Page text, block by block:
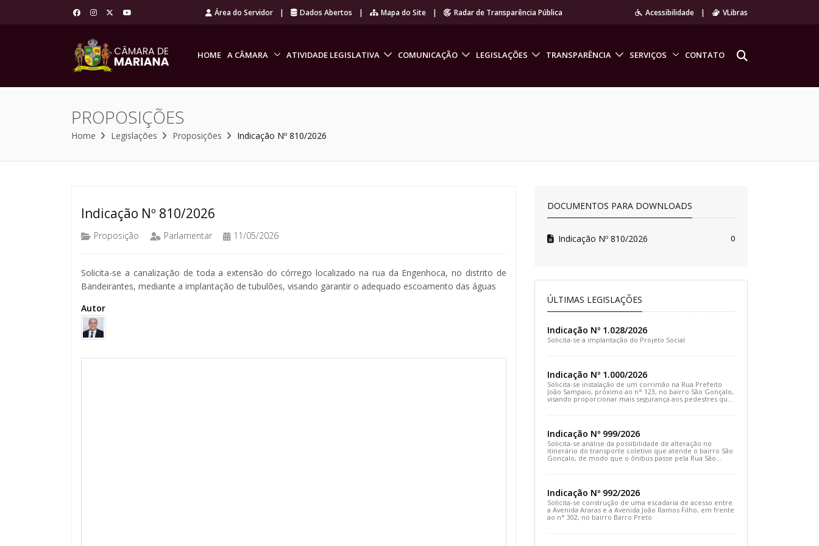
Área do Servidor | Dados Abertos | Mapa do Site | Radar de Transparência Pública Acessibilidade | VLibras
HOME A CÂMARA ATIVIDADE LEGISLATIVA COMUNICAÇÃO LEGISLAÇÕES TRANSPARÊNCIA SERVIÇOS CONTATO
PROPOSIÇÕES
Home Legislações Proposições Indicação Nº 810/2026
Indicação Nº 810/2026
Proposição Parlamentar 11/05/2026
Solicita-se a canalização de toda a extensão do córrego localizado na rua da Engenhoca, no distrito de
Bandeirantes, mediante a implantação de tubulões, visando garantir o adequado escoamento das águas
Autor
DOCUMENTOS PARA DOWNLOADS
Indicação Nº 810/2026 0
ÚLTIMAS LEGISLAÇÕES
Indicação Nº 1.028/2026
Solicita-se a implantação do Projeto Social
Indicação Nº 1.000/2026
Solicita-se instalação de um corrimão na Rua Prefeito
João Sampaio, próximo ao n° 123, no bairro São Gonçalo,
visando proporcionar mais segurança aos pedestres que
Indicação Nº 999/2026
Solicita-se análise da possibilidade de alteração no
itinerário do transporte coletivo que atende o bairro São
Gonçalo, de modo que o ônibus passe pela Rua São
Indicação Nº 992/2026
Solicita-se construção de uma escadaria de acesso entre
a Avenida Araras e a Avenida João Ramos Filho, em frente
ao n° 302, no bairro Barro Preto